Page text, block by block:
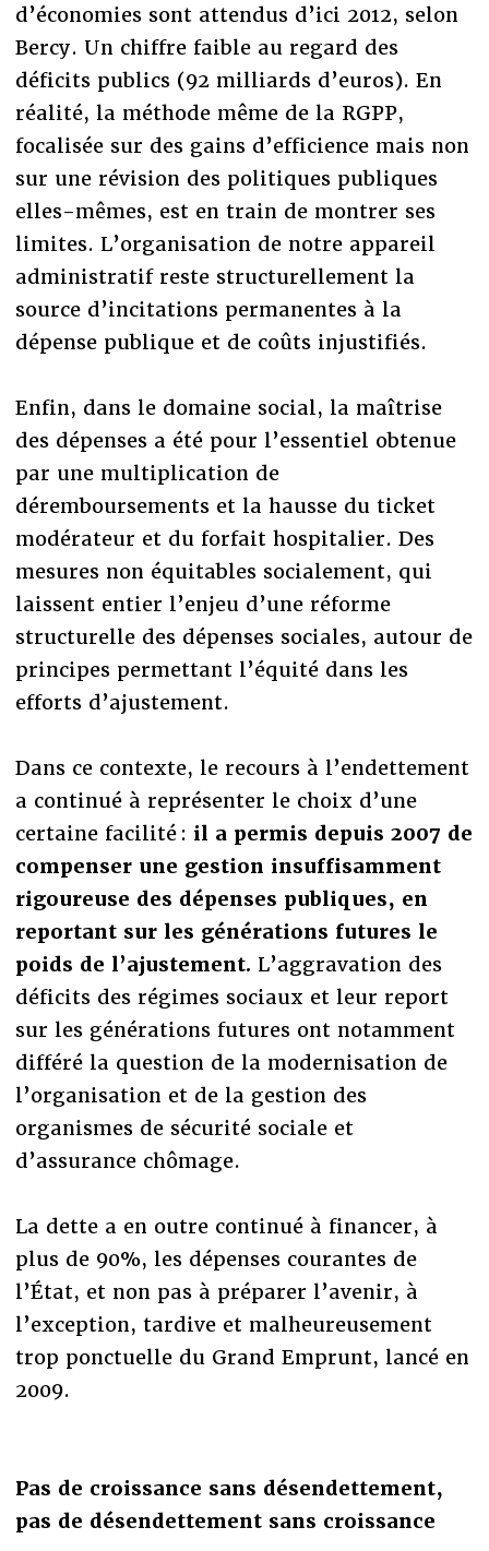
d’économies sont attendus d’ici 2012, selon
Bercy. Un chiffre faible au regard des
déficits publics (92 milliards d’euros). En
réalité, la méthode même de la RGPP,
focalisée sur des gains d’efficience mais non
sur une révision des politiques publiques
elles-mêmes, est en train de montrer ses
limites. L’organisation de notre appareil
administratif reste structurellement la
source d’incitations permanentes à la
dépense publique et de coûts injustifiés.
Enfin, dans le domaine social, la maîtrise
des dépenses a été pour l’essentiel obtenue
par une multiplication de
déremboursements et la hausse du ticket
modérateur et du forfait hospitalier. Des
mesures non équitables socialement, qui
laissent entier l’enjeu d’une réforme
structurelle des dépenses sociales, autour de
principes permettant l’équité dans les
efforts d’ajustement.
Dans ce contexte, le recours à l’endettement
a continué à représenter le choix d’une
certaine facilité : il a permis depuis 2007 de
compenser une gestion insuffisamment
rigoureuse des dépenses publiques, en
reportant sur les générations futures le
poids de l’ajustement. L’aggravation des
déficits des régimes sociaux et leur report
sur les générations futures ont notamment
différé la question de la modernisation de
l’organisation et de la gestion des
organismes de sécurité sociale et
d’assurance chômage.
La dette a en outre continué à financer, à
plus de 90%, les dépenses courantes de
l’État, et non pas à préparer l’avenir, à
l’exception, tardive et malheureusement
trop ponctuelle du Grand Emprunt, lancé en
2009.
Pas de croissance sans désendettement,
pas de désendettement sans croissance